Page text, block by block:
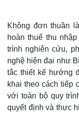
Thế giới
Quan sát
Cuộc sống đó đây
Không đơn thuần
hoàn thuế thu
trình nghiên cứu,
nghệ hiện đại như
tắc thiết kế hướng
khai theo cách tiếp
với toàn bộ quy
quyết định và thực